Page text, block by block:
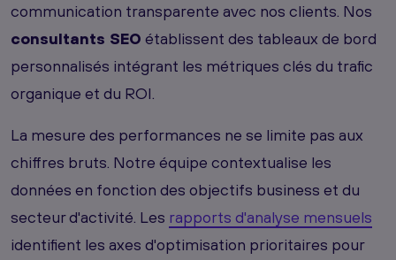
communication transparente avec nos clients. Nos
consultants SEO établissent des tableaux de bord
personnalisés intégrant les métriques clés du trafic
organique et du ROI.
La mesure des performances ne se limite pas aux
chiffres bruts. Notre équipe contextualise les
données en fonction des objectifs business et du
secteur d'activité. Les rapports d'analyse mensuels
identifient les axes d'optimisation prioritaires pour